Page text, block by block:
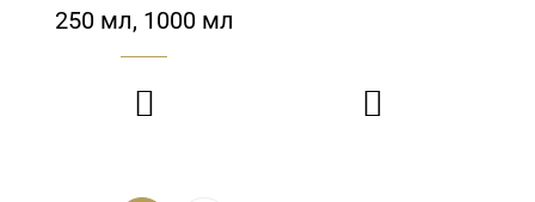
250 мл, 1000 мл
 